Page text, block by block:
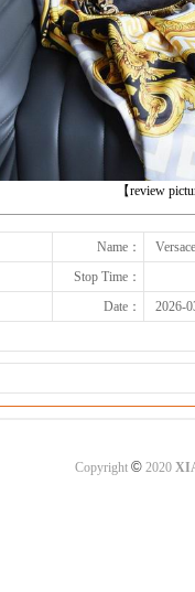
【review
下一张
Name：
Stop Time：
Date：
2026-
Copyright ©2020